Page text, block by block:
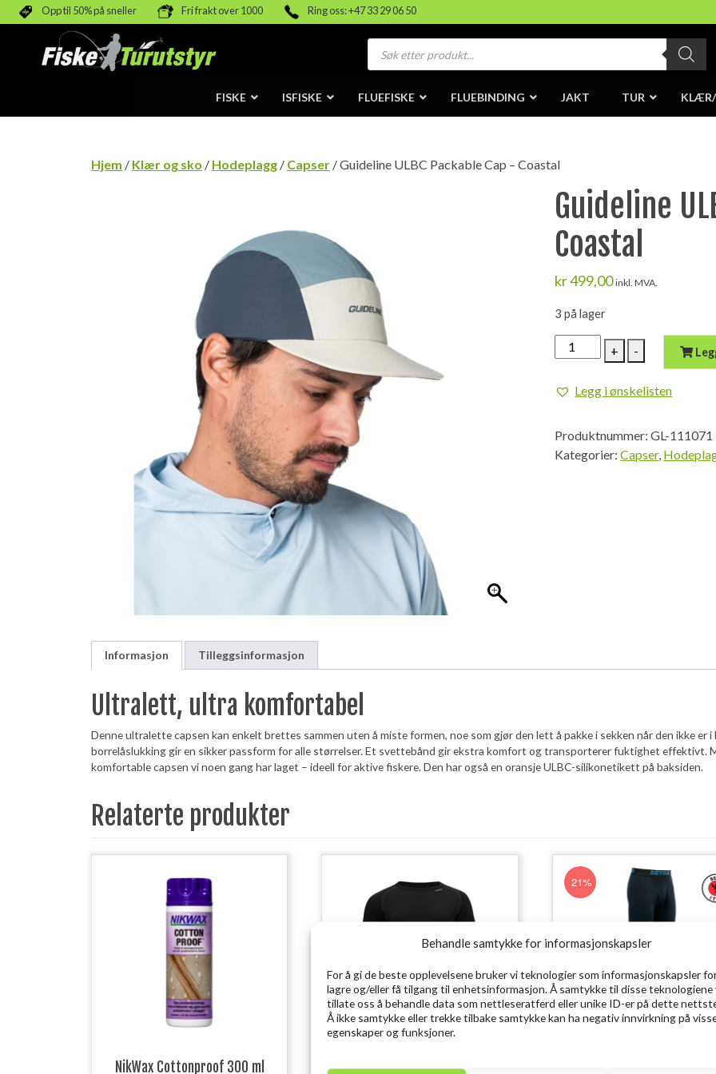
Behandle samtykke for informasjonskapsler
For å gi de beste opplevelsene bruker vi teknologier som informasjonskapsler
lagre og/eller få tilgang til enhetsinformasjon. Å samtykke til disse teknologiene
tillate oss å behandle data som nettleseratferd eller unike ID-er på dette
Å ikke samtykke eller trekke tilbake samtykke kan ha negativ innvirkning på
egenskaper og funksjoner.
Opp til 50% på sneller Fri frakt over 1000 Ring oss: +47 33 29 06 50
Products
search
FISKE ISFISKE FLUEFISKE FLUEBINDING JAKT TUR
Hjem / Klær og sko / Hodeplagg / Capser / Guideline ULBC Packable Cap – Coastal
Guideline
Coastal
kr499,00 inkl. MVA.
3 på lager
+
Guideline
ULBC
Cap
Coastal
antall
-
Legg i ønskelisten
Produktnummer:GL-111071
Kategorier:Capser,
Informasjon Tilleggsinformasjon
Ultralett, ultra komfortabel
Denne ultralette capsen kan enkelt brettes sammen uten å miste formen, noe som gjør den lett å pakke i sekken når den ikke er
borrelåslukking gir en sikker passform for alle størrelser. Et svettebånd gir ekstra komfort og transporterer fuktighet
komfortable capsen vi noen gang har laget – ideell for aktive fiskere. Den har også en oransje ULBC-silikonetikett på baksiden.
Relaterte produkter
NikWax Cottonproof 300 ml
DEVOLD Expedition Merino 235
21%